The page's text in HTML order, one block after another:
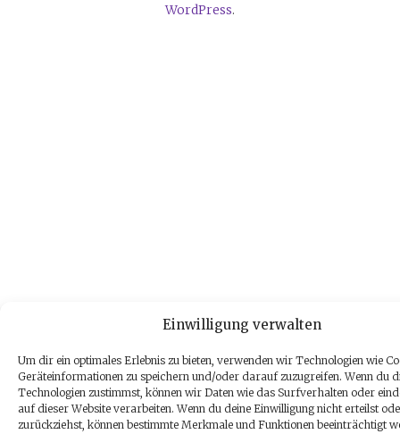
Einwilligung verwalten
Um dir ein optimales Erlebnis zu bieten, verwenden wir Technologien wie
Geräteinformationen zu speichern und/oder darauf zuzugreifen. Wenn du
Technologien zustimmst, können wir Daten wie das Surfverhalten oder
auf dieser Website verarbeiten. Wenn du deine Einwilligung nicht erteilst
zurückziehst, können bestimmte Merkmale und Funktionen beeinträchtigt
WordPress.